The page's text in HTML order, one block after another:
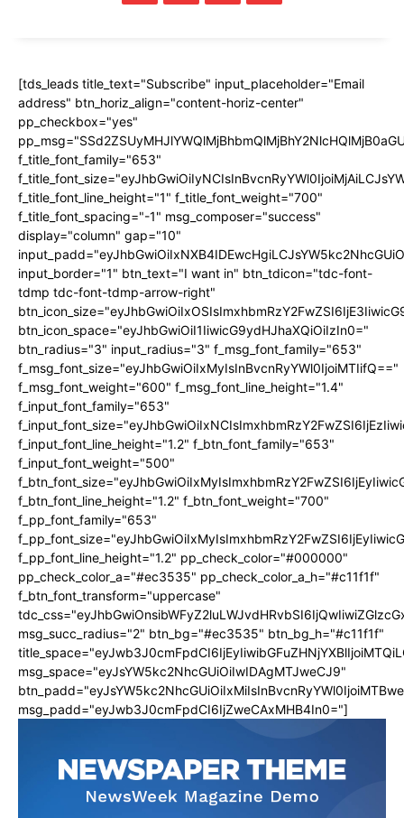
[tds_leads title_text="Subscribe" input_placeholder="Email
address" btn_horiz_align="content-horiz-center"
pp_checkbox="yes"
f_title_font_family="653"
f_title_font_line_height="1" f_title_font_weight="700"
f_title_font_spacing="-1" msg_composer="success"
display="column" gap="10"
input_border="1" btn_text="I want in" btn_tdicon="tdc-font-
tdmp tdc-font-tdmp-arrow-right"
btn_icon_space="eyJhbGwiOiI1IiwicG9ydHJhaXQiOiIzIn0="
btn_radius="3" input_radius="3" f_msg_font_family="653"
f_msg_font_size="eyJhbGwiOiIxMyIsInBvcnRyYWl0IjoiMTIifQ=="
f_msg_font_weight="600" f_msg_font_line_height="1.4"
f_input_font_family="653"
f_input_font_line_height="1.2" f_btn_font_family="653"
f_input_font_weight="500"
f_btn_font_line_height="1.2" f_btn_font_weight="700"
f_pp_font_family="653"
f_pp_font_line_height="1.2" pp_check_color="#000000"
pp_check_color_a="#ec3535" pp_check_color_a_h="#c11f1f"
f_btn_font_transform="uppercase"
msg_succ_radius="2" btn_bg="#ec3535" btn_bg_h="#c11f1f"
msg_space="eyJsYW5kc2NhcGUiOiIwIDAgMTJweCJ9"
msg_padd="eyJwb3J0cmFpdCI6IjZweCAxMHB4In0="]